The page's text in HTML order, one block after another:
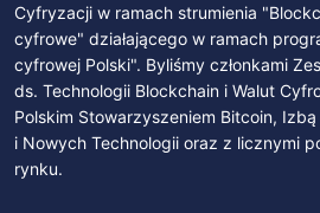
Cyfryzacji w ramach strumienia
cyfrowe" działającego w ramach
cyfrowej Polski". Byliśmy członkami
ds. Technologii Blockchain i Walut
Polskim Stowarzyszeniem Bitcoin,
i Nowych Technologii oraz z licznymi
rynku.